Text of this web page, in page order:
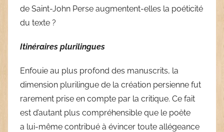
de Saint-John Perse augmentent-elles la poéticité
du texte ?
Itinéraires plurilingues
Enfouie au plus profond des manuscrits, la
dimension plurilingue de la création persienne fut
rarement prise en compte par la critique. Ce fait
est d’autant plus compréhensible que le poète
a lui-même contribué à évincer toute allégeance